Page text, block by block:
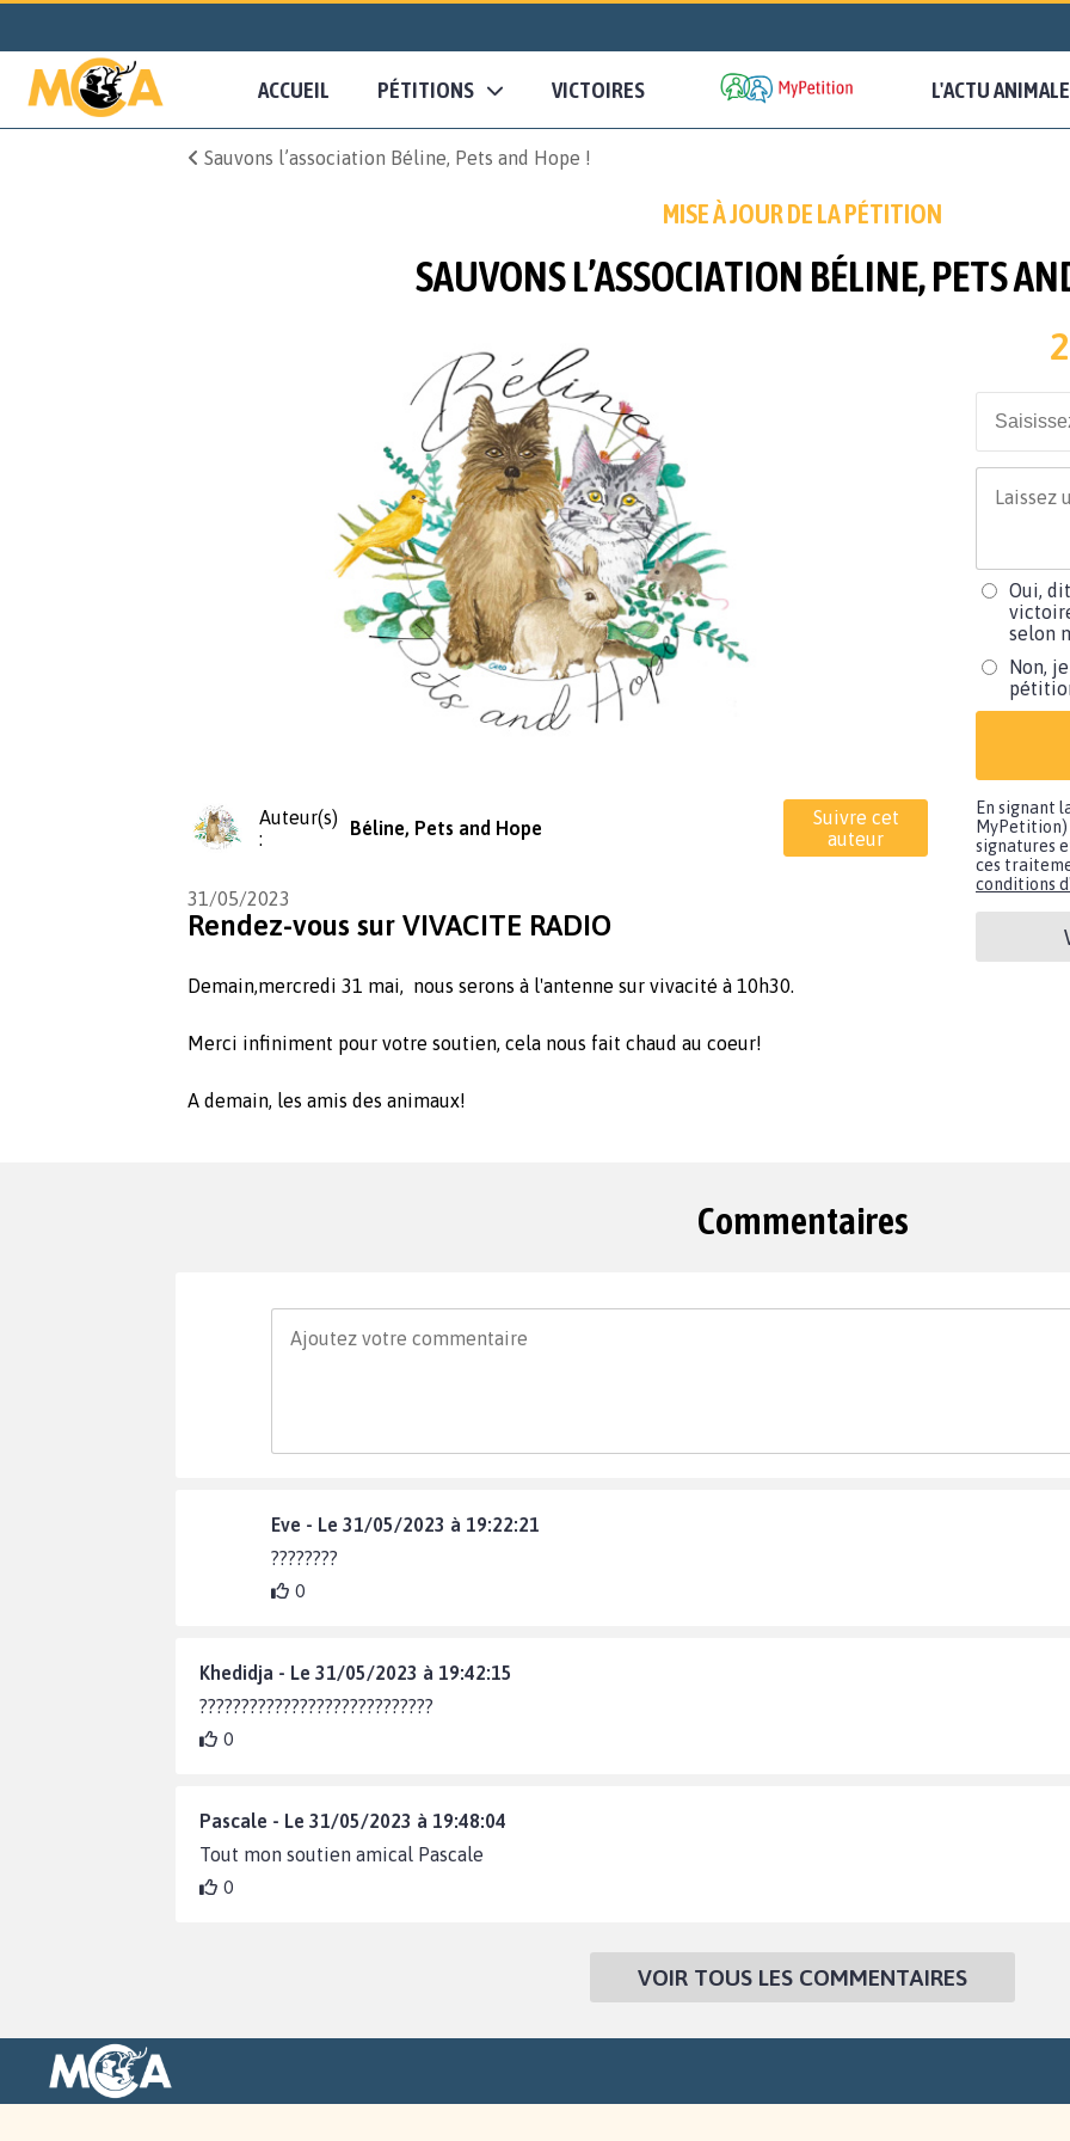
ACCUEIL PÉTITIONS VICTOIRES L'ACTU ANIMALE
Sauvons l’association Béline, Pets and Hope !
MISE À JOUR DE LA PÉTITION
SAUVONS L’ASSOCIATION BÉLINE, PETS
Auteur(s)
:
Béline, Pets and Hope
Suivre cet
auteur
31/05/2023
Rendez-vous sur VIVACITE RADIO
Demain,mercredi 31 mai, nous serons à l'antenne sur vivacité à 10h30.
Merci infiniment pour votre soutien, cela nous fait chaud au coeur!
A demain, les amis des animaux!
Oui,
selon
Non,
En signant
MyPetition)
signatures
ces
conditions
Commentaires
Eve - Le 31/05/2023 à 19:22:21
????????
0
Khedidja - Le 31/05/2023 à 19:42:15
????????????????????????????
0
Pascale - Le 31/05/2023 à 19:48:04
Tout mon soutien amical Pascale
0
VOIR TOUS LES COMMENTAIRES